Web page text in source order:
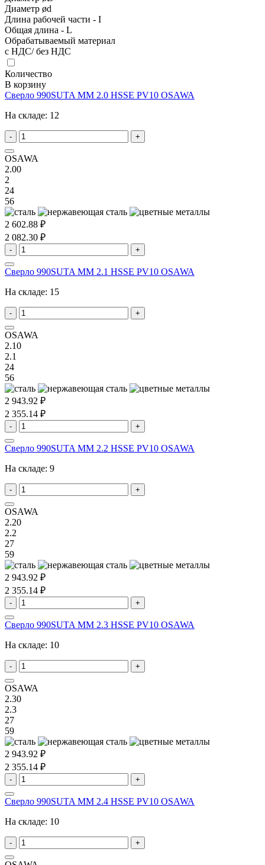
Диаметр ød
Длина рабочей части - I
Общая длина - L
Обрабатываемый материал
с НДС/ без НДС
Количество
В корзину
Сверло 990SUTA MM 2.0 HSSE PV10 OSAWA
На складе: 12
- +
OSAWA
2.00
2
24
56
2 602.88 ₽
2 082.30 ₽
- +
Сверло 990SUTA MM 2.1 HSSE PV10 OSAWA
На складе: 15
- +
OSAWA
2.10
2.1
24
56
2 943.92 ₽
2 355.14 ₽
- +
Сверло 990SUTA MM 2.2 HSSE PV10 OSAWA
На складе: 9
- +
OSAWA
2.20
2.2
27
59
2 943.92 ₽
2 355.14 ₽
- +
Сверло 990SUTA MM 2.3 HSSE PV10 OSAWA
На складе: 10
- +
OSAWA
2.30
2.3
27
59
2 943.92 ₽
2 355.14 ₽
- +
Сверло 990SUTA MM 2.4 HSSE PV10 OSAWA
На складе: 10
- +